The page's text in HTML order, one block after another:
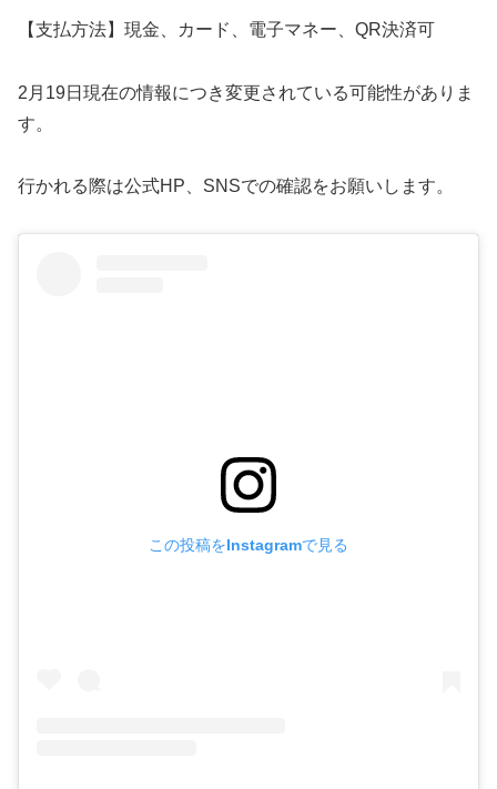
【支払方法】現金、カード、電子マネー、QR決済可
2月19日現在の情報につき変更されている可能性がありま
す。
行かれる際は公式HP、SNSでの確認をお願いします。
この投稿をInstagramで見る